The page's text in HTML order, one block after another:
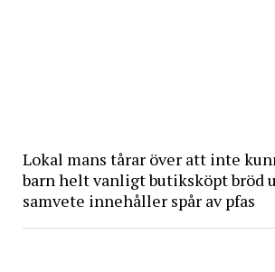
Lokal mans tårar över att inte
barn helt vanligt butiksköpt bröd
samvete innehåller spår av pfas